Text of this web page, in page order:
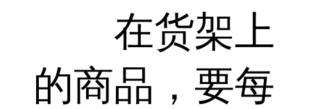
在货架上
的商品，要每